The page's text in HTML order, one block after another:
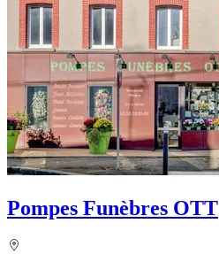
Pompes Funèbres OTT